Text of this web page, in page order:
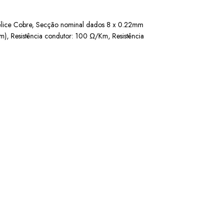
Cobre, Secção nominal dados 8 x 0.22mm
Resistência condutor: 100 Ω/Km, Resistência